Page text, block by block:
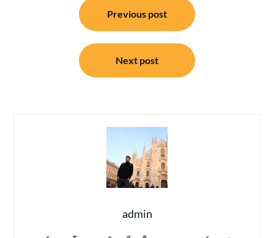
Previous post
Next post
admin